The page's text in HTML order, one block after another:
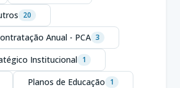
20
Anual - PCA 3
Institucional 1
Planos de Educação 1